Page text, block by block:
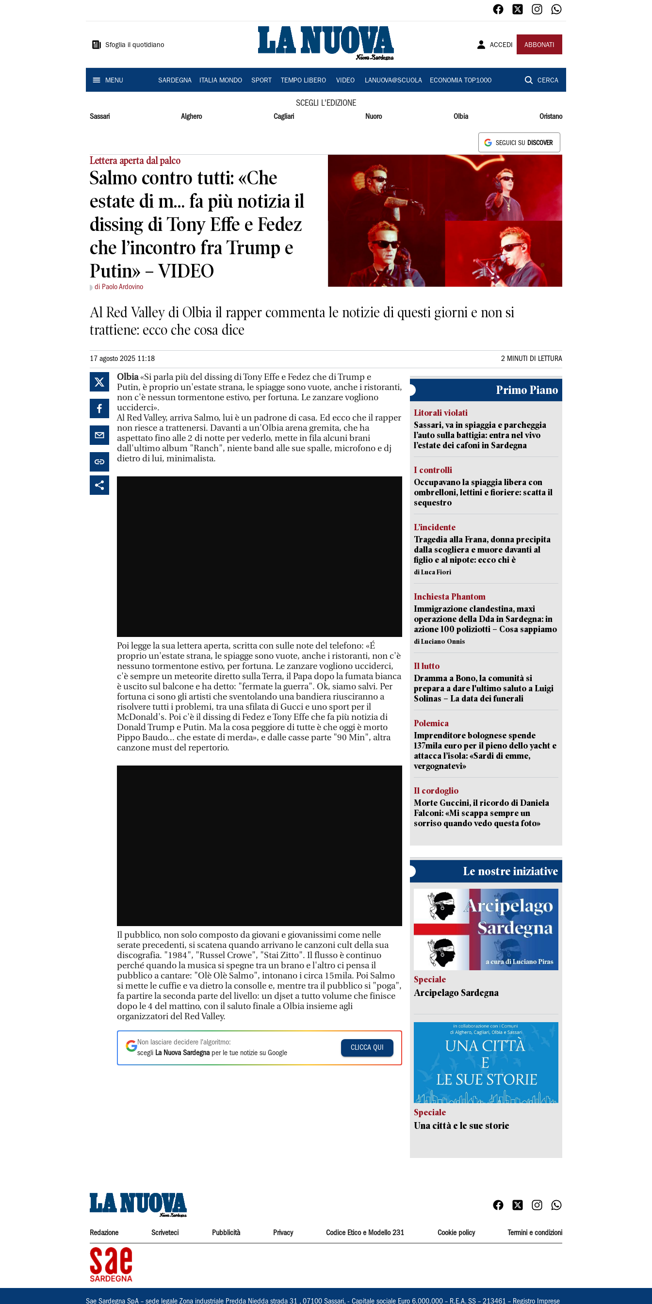
Sardegna
Sfoglia il quotidiano ACCEDI ABBONATI
MENU SARDEGNA ITALIA MONDO SPORT TEMPO LIBERO VIDEO LANUOVA@SCUOLA ECONOMIA TOP1000 CERCA
SCEGLI L'EDIZIONE
Sassari Alghero Cagliari Nuoro Olbia Oristano
SEGUICI SU DISCOVER
Lettera aperta dal palco
Salmo contro tutti: «Che
estate di m… fa più notizia il
dissing di Tony Effe e Fedez
che l’incontro fra Trump e
Putin» – VIDEO
di Paolo Ardovino
Al Red Valley di Olbia il rapper commenta le notizie di questi giorni e non si
trattiene: ecco che cosa dice
17 agosto 2025 11:18 2 MINUTI DI LETTURA
Olbia«Si parla più del dissing di Tony Effe e Fedez che di Trump e
Putin, è proprio un'estate strana, le spiagge sono vuote, anche i ristoranti,
non c'è nessun tormentone estivo, per fortuna. Le zanzare vogliono
ucciderci».
Al Red Valley, arriva Salmo, lui è un padrone di casa. Ed ecco che il rapper
non riesce a trattenersi. Davanti a un'Olbia arena gremita, che ha
aspettato fino alle 2 di notte per vederlo, mette in fila alcuni brani
dall'ultimo album "Ranch", niente band alle sue spalle, microfono e dj
dietro di lui, minimalista.
Poi legge la sua lettera aperta, scritta con sulle note del telefono: «É
proprio un'estate strana, le spiagge sono vuote, anche i ristoranti, non c'è
nessuno tormentone estivo, per fortuna. Le zanzare vogliono ucciderci,
c'è sempre un meteorite diretto sulla Terra, il Papa dopo la fumata bianca
è uscito sul balcone e ha detto: "fermate la guerra". Ok, siamo salvi. Per
fortuna ci sono gli artisti che sventolando una bandiera riusciranno a
risolvere tutti i problemi, tra una sfilata di Gucci e uno sport per il
McDonald's. Poi c'è il dissing di Fedez e Tony Effe che fa più notizia di
Donald Trump e Putin. Ma la cosa peggiore di tutte è che oggi è morto
Pippo Baudo... che estate di merda», e dalle casse parte "90 Min", altra
canzone must del repertorio.
Il pubblico, non solo composto da giovani e giovanissimi come nelle
serate precedenti, si scatena quando arrivano le canzoni cult della sua
discografia. "1984", "Russel Crowe", "Stai Zitto". Il flusso è continuo
perché quando la musica si spegne tra un brano e l'altro ci pensa il
pubblico a cantare: "Olè Olè Salmo", intonano i circa 15mila. Poi Salmo
si mette le cuffie e va dietro la consolle e, mentre tra il pubblico si "poga",
fa partire la seconda parte del livello: un djset a tutto volume che finisce
dopo le 4 del mattino, con il saluto finale a Olbia insieme agli
organizzatori del Red Valley.
Non lasciare decidere l'algoritmo:
scegli La Nuova Sardegna per le tue notizie su Google
CLICCA QUI
Primo Piano
Litorali violati
Sassari, va in spiaggia e parcheggia
l’auto sulla battigia: entra nel vivo
l’estate dei cafoni in Sardegna
I controlli
Occupavano la spiaggia libera con
ombrelloni, lettini e fioriere: scatta il
sequestro
L’incidente
Tragedia alla Frana, donna precipita
dalla scogliera e muore davanti al
figlio e al nipote: ecco chi è
di Luca Fiori
Inchiesta Phantom
Immigrazione clandestina, maxi
operazione della Dda in Sardegna: in
azione 100 poliziotti – Cosa sappiamo
di Luciano Onnis
Il lutto
Dramma a Bono, la comunità si
prepara a dare l'ultimo saluto a Luigi
Solinas – La data dei funerali
Polemica
Imprenditore bolognese spende
137mila euro per il pieno dello yacht e
attacca l’isola: «Sardi di emme,
vergognatevi»
Il cordoglio
Morte Guccini, il ricordo di Daniela
Falconi: «Mi scappa sempre un
sorriso quando vedo questa foto»
Le nostre iniziative
Speciale
Arcipelago Sardegna
Speciale
Una città e le sue storie
Redazione Scriveteci Pubblicità Privacy Codice Etico e Modello 231 Cookie policy Termini e condizioni
Sae Sardegna SpA – sede legale Zona industriale Predda Niedda strada 31 , 07100 Sassari, - Capitale sociale Euro 6.000.000 – R.E.A. SS – 213461 – Registro Imprese